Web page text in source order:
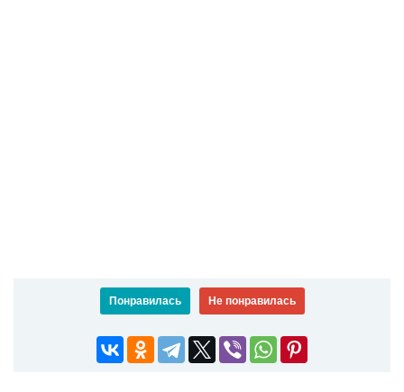
Понравилась Не понравилась